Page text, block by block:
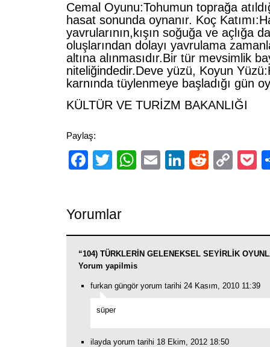
Cemal Oyunu:Tohumun toprağa
hasat sonunda oynanır. Koç
yavrularının,kışın soğuğa ve açlığa
oluşlarından dolayı yavrulama
altına alınmasıdır.Bir tür mevsimlik
niteliğindedir.Deve yüzü, Koyun
karnında tüylenmeye başladığı gün
KÜLTÜR VE TURİZM BAKANLIĞI
Paylaş:
Facebook
TwitterWhatsApp
EmailLinkedIn
Reddit
Yorumlar
“104) TÜRKLERİN GELENEKSEL SEYİRLİK
Yorum yapilmis
furkan güngör yorum tarihi 24 Kasım, 2010 11:39
süper
ilayda yorum tarihi 18 Ekim, 2012 18:50